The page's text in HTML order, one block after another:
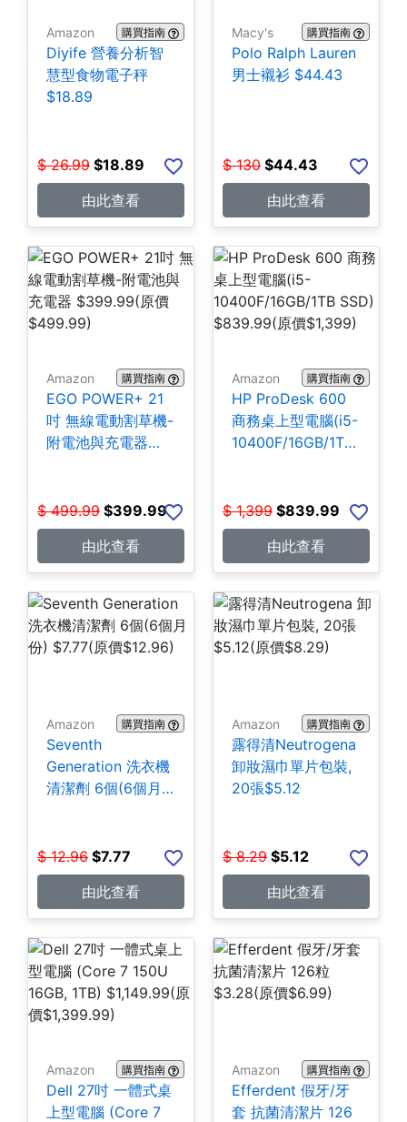
Amazon 購買指南
Diyife 營養分析智
慧型食物電子秤
$18.89
$ 26.99 $18.89
由此查看
Macy's 購買指南
Polo Ralph Lauren
男士襯衫 $44.43
$ 130 $44.43
由此查看
Amazon 購買指南
EGO POWER+ 21
吋 無線電動割草機-
附電池與充電器
$ 499.99 $399.99
由此查看
Amazon 購買指南
HP ProDesk 600
商務桌上型電腦(i5-
10400F/16GB/1TB
$ 1,399 $839.99
由此查看
Amazon 購買指南
Seventh
Generation 洗衣機
清潔劑 6個(6個月
$ 12.96 $7.77
由此查看
Amazon 購買指南
露得清Neutrogena
卸妝濕巾單片包裝,
20張$5.12
$ 8.29 $5.12
由此查看
Amazon 購買指南
Dell 27吋 一體式桌
上型電腦 (Core 7
Amazon 購買指南
Efferdent 假牙/牙
套 抗菌清潔片 126